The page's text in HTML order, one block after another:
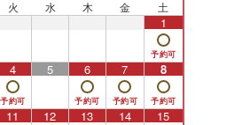
火 水 木 金 土
1
4 5 6 7 8
11 12 13 14 15